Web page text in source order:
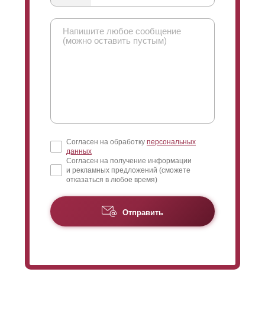
Согласен на обработку персональных
данных
Согласен на получение информации
и рекламных предложений (сможете
отказаться в любое время)
Отправить